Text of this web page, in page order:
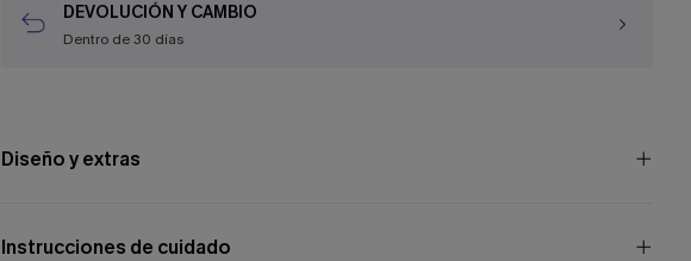
DEVOLUCIÓN Y CAMBIO
Dentro de 30 días
Diseño y extras
Instrucciones de cuidado